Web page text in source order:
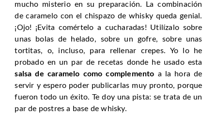
mucho misterio en su preparación. La combinación
de caramelo con el chispazo de whisky queda genial.
¡Ojo! ¡Evita comértelo a cucharadas! Utilízalo sobre
unas bolas de helado, sobre un gofre, sobre unas
tortitas, o, incluso, para rellenar crepes. Yo lo he
probado en un par de recetas donde he usado esta
salsa de caramelo como complemento a la hora de
servir y espero poder publicarlas muy pronto, porque
fueron todo un éxito. Te doy una pista: se trata de un
par de postres a base de whisky.